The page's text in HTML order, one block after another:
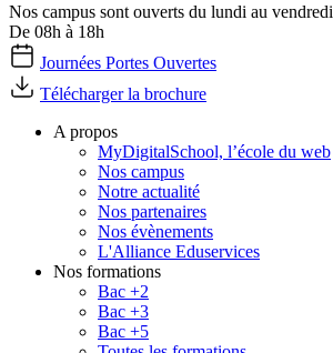
Nos campus sont ouverts du lundi au vendredi
De 08h à 18h
Journées Portes Ouvertes
Télécharger la brochure
A propos
MyDigitalSchool, l’école du web
Nos campus
Notre actualité
Nos partenaires
Nos évènements
L'Alliance Eduservices
Nos formations
Bac +2
Bac +3
Bac +5